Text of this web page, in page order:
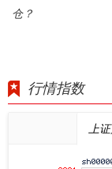
仓？
行情指数
上